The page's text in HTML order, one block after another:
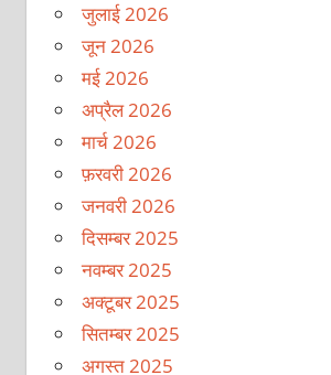
जुलाई 2026
जून 2026
मई 2026
अप्रैल 2026
मार्च 2026
फ़रवरी 2026
जनवरी 2026
दिसम्बर 2025
नवम्बर 2025
अक्टूबर 2025
सितम्बर 2025
अगस्त 2025